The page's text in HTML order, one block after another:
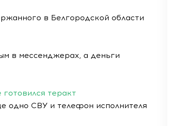
в Белгородской области
в мессенджерах, а деньги
теракт
одно СВУ и телефон исполнителя